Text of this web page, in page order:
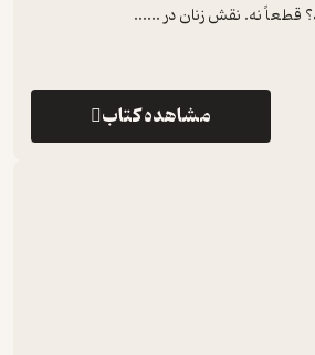
قطعاً نه. نقش زنان در ......
مشاهده کتاب